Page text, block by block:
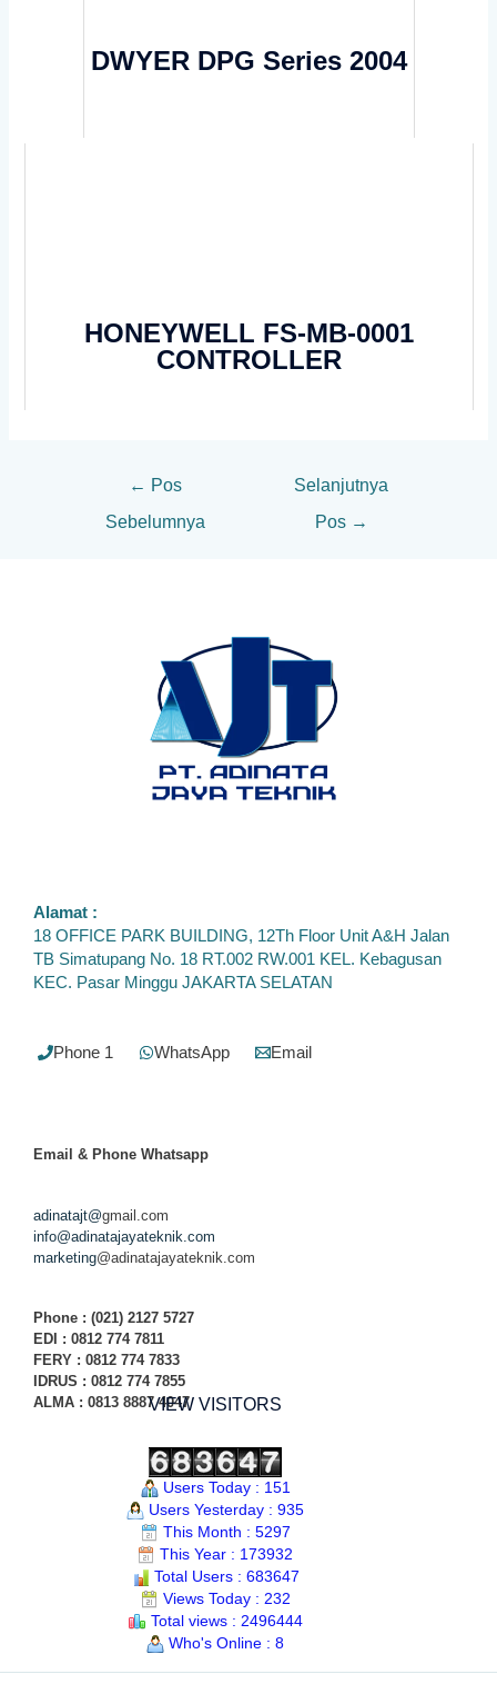
DWYER DPG Series 2004
HONEYWELL FS-MB-0001
CONTROLLER
← Pos
Sebelumnya
Selanjutnya
Pos →
Alamat :
18 OFFICE PARK BUILDING, 12Th Floor Unit A&H Jalan
TB Simatupang No. 18 RT.002 RW.001 KEL. Kebagusan
KEC. Pasar Minggu JAKARTA SELATAN
Phone 1 WhatsApp Email
Email & Phone Whatsapp
adinatajt@gmail.com
info@adinatajayateknik.com
marketing@adinatajayateknik.com
Phone : (021) 2127 5727
EDI : 0812 774 7811
FERY : 0812 774 7833
IDRUS : 0812 774 7855
ALMA : 0813 8887 4047VIEW VISITORS
Users Today : 151
Users Yesterday : 935
This Month : 5297
This Year : 173932
Total Users : 683647
Views Today : 232
Total views : 2496444
Who's Online : 8